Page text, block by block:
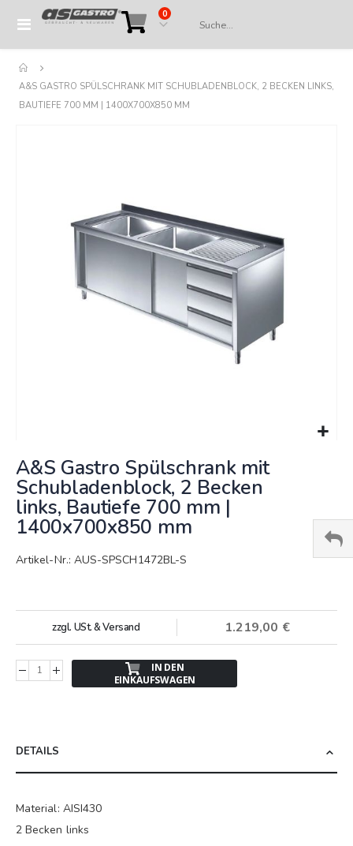
Navigation
Cart
0Artikel
A&S GASTRO SPÜLSCHRANK MIT SCHUBLADENBLOCK, 2 BECKEN LINKS,
BAUTIEFE 700 MM | 1400X700X850 MM
zum
Anfang
der
Bildergalerie
A&S Gastro Spülschrank mit
Schubladenblock, 2 Becken
links, Bautiefe 700 mm |
1400x700x850 mm
Artikel-Nr.: AUS-SPSCH1472BL-S
1.219,00 €
zzgl. USt. & Versand
IN DEN
EINKAUFSWAGEN
DETAILS
Material: AISI430
2 Becken links